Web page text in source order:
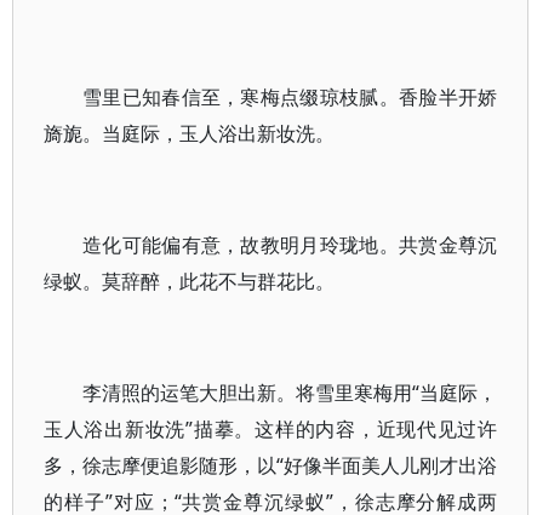
雪里已知春信至，寒梅点缀琼枝腻。香脸半开娇
旖旎。当庭际，玉人浴出新妆洗。
造化可能偏有意，故教明月玲珑地。共赏金尊沉
绿蚁。莫辞醉，此花不与群花比。
李清照的运笔大胆出新。将雪里寒梅用“当庭际，
玉人浴出新妆洗”描摹。这样的内容，近现代见过许
多，徐志摩便追影随形，以“好像半面美人儿刚才出浴
的样子”对应；“共赏金尊沉绿蚁”，徐志摩分解成两